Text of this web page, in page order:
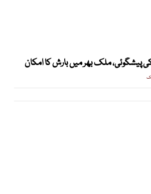
ملک بھر میں بارش کا امکان